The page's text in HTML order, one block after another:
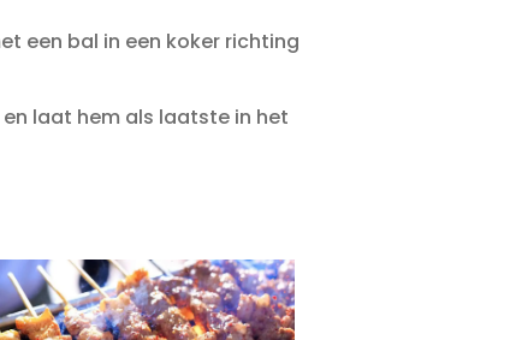
een bal in een koker richting
laat hem als laatste in het